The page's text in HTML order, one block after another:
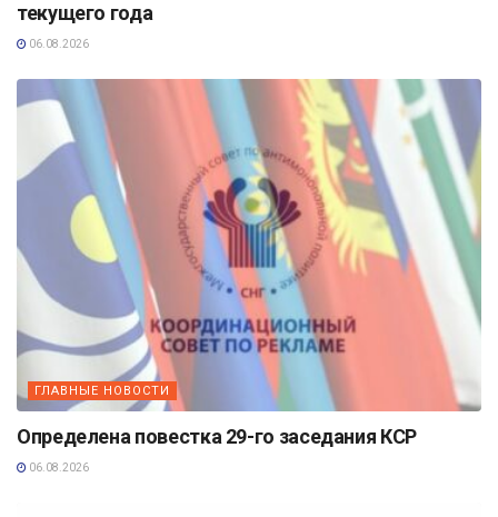
текущего года
06.08.2026
ГЛАВНЫЕ НОВОСТИ
Определена повестка 29-го заседания КСР
06.08.2026